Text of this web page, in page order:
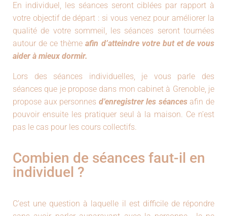
En individuel, les séances seront ciblées par rapport à
votre objectif de départ : si vous venez pour améliorer la
qualité de votre sommeil, les séances seront tournées
autour de ce thèmeafin d’atteindre votre but et de vous
aider à mieux dormir.
Lors des séances individuelles, je vous parle des
séances que je propose dans mon cabinet à Grenoble, je
propose aux personnes d’enregistrer les séancesafin de
pouvoir ensuite les pratiquer seul à la maison. Ce n’est
pas le cas pour les cours collectifs.
Combien de séances faut-il en
individuel ?
C’est une question à laquelle il est difficile de répondre